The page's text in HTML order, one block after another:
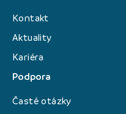
Kontakt
Aktuality
Kariéra
Podpora
Časté otázky